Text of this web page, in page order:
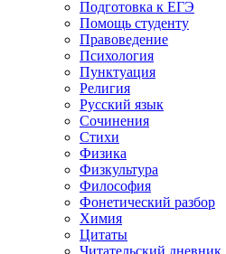
Подготовка к ЕГЭ
Помощь студенту
Правоведение
Психология
Пунктуация
Религия
Русский язык
Сочинения
Стихи
Физика
Физкультура
Философия
Фонетический разбор
Химия
Цитаты
Читательский дневник